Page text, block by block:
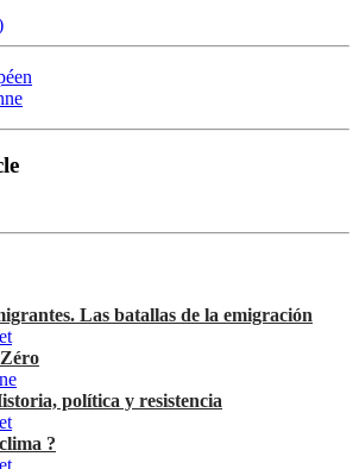
Las batallas de la emigración
política y resistencia
?